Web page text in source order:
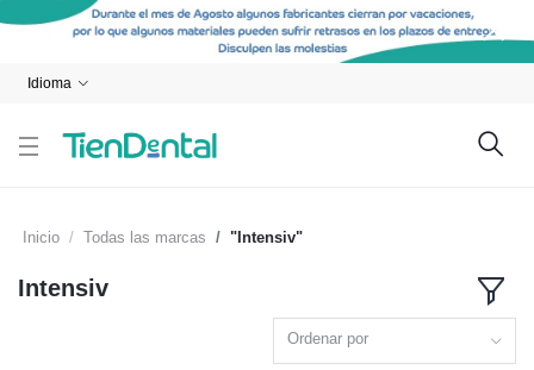
Idioma
Inicio Todas las marcas "Intensiv"
Intensiv
Ordenar por